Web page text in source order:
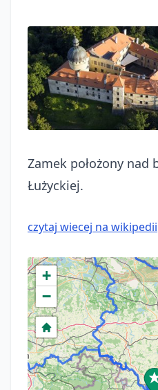
Zamek położony nad
Łużyckiej.
czytaj wiecej na wikipedii
+
−